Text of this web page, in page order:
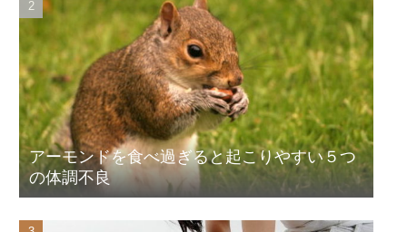
アーモンドを食べ過ぎると起こりやすい５つ
の体調不良